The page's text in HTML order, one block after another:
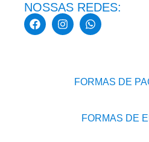
NOSSAS REDES:
FORMAS DE
FORMAS DE